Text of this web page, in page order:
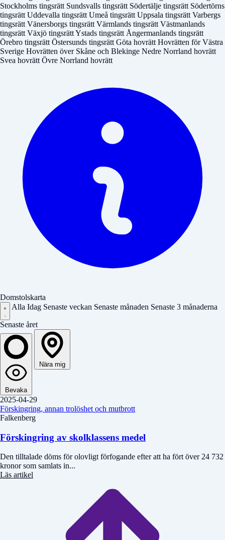
Stockholms tingsrätt Sundsvalls tingsrätt Södertälje tingsrätt Södertörns
tingsrätt Uddevalla tingsrätt Umeå tingsrätt Uppsala tingsrätt Varbergs
tingsrätt Vänersborgs tingsrätt Värmlands tingsrätt Västmanlands
tingsrätt Växjö tingsrättYstads tingsrätt Ångermanlands tingsrätt
Örebro tingsrätt Östersunds tingsrätt Göta hovrätt Hovrätten för Västra
Sverige Hovrätten över Skåne och Blekinge Nedre Norrland hovrätt
Svea hovrätt Övre Norrland hovrätt
Domstolskarta
Alla Idag Senaste veckan Senaste månaden Senaste 3 månaderna
Senaste året
Bevaka
Nära mig
2025-04-29
Förskingring, annan trolöshet och mutbrott
Falkenberg
Förskingring av skolklassens medel
Den tilltalade döms för olovligt förfogande efter att ha fört över 24 732
kronor som samlats in...
Läs artikel